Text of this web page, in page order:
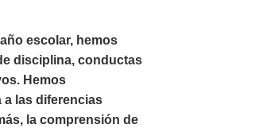
escolar, hemos
disciplina, conductas
Hemos
las diferencias
la comprensión de